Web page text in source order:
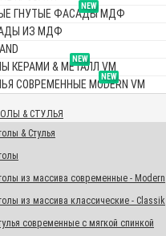
NEW
ГНУТЫЕ ФАСАДЫ МДФ
ИЗ МДФ
NEW
КЕРАМИ & МЕТАЛЛ VM
NEW
СОВРЕМЕННЫЕ MODERN VM
& СТУЛЬЯ
& Стулья
из массива современные - Modern
из массива классические - Classik
современные с мягкой спинкой